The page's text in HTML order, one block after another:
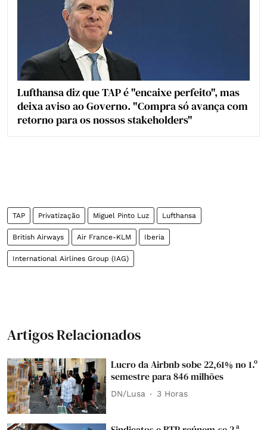
Lufthansa diz que TAP é "encaixe perfeito", mas
deixa aviso ao Governo. "Compra só avança com
retorno para os nossos stakeholders"
TAP Privatização Miguel Pinto Luz Lufthansa
British Airways Air France-KLM Iberia
International Airlines Group (IAG)
Artigos Relacionados
Lucro da Airbnb sobe 22,61% no 1.º
semestre para 846 milhões
DN/Lusa 3 Horas